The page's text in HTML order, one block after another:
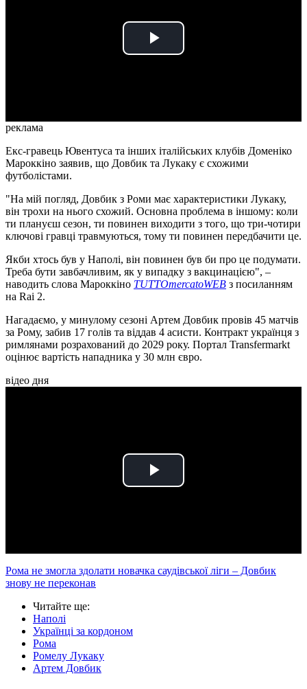
Play
реклама
Екс-гравець Ювентуса та інших італійських клубів Доменіко
Мароккіно заявив, що Довбик та Лукаку є схожими
футболістами.
"На мій погляд, Довбик з Роми має характеристики Лукаку,
він трохи на нього схожий. Основна проблема в іншому: коли
ти плануєш сезон, ти повинен виходити з того, що три-чотири
ключові гравці травмуються, тому ти повинен передбачити це.
Якби хтось був у Наполі, він повинен був би про це подумати.
Треба бути завбачливим, як у випадку з вакцинацією", –
наводить слова Мароккіно TUTTOmercatoWEB з посиланням
на Rai 2.
Нагадаємо, у минулому сезоні Артем Довбик провів 45 матчів
за Рому, забив 17 голів та віддав 4 асисти. Контракт українця з
римлянами розрахований до 2029 року. Портал Transfermarkt
оцінює вартість нападника у 30 млн євро.
відео дня
Play
Рома не змогла здолати новачка саудівської ліги – Довбик
знову не переконав
Читайте ще:
Наполі
Українці за кордоном
Рома
Ромелу Лукаку
Артем Довбик